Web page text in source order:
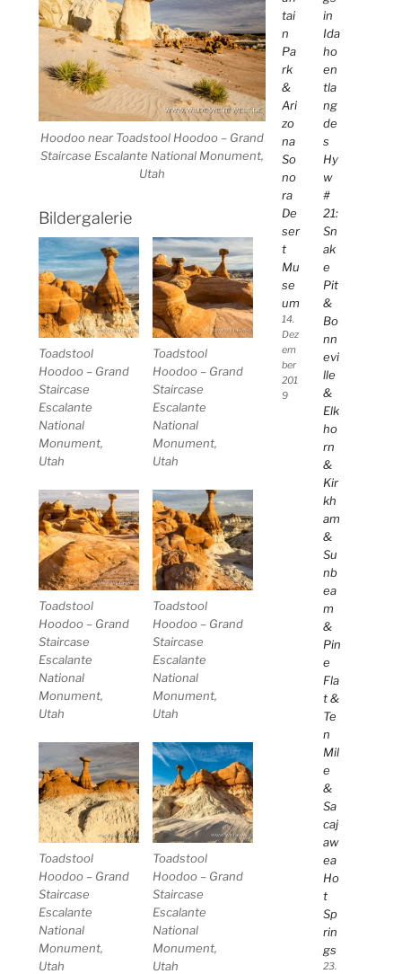
Hoodoo near Toadstool Hoodoo – Grand
Staircase Escalante National Monument,
Utah
Bildergalerie
Toadstool
Hoodoo – Grand
Staircase
Escalante
National
Monument,
Utah
Toadstool
Hoodoo – Grand
Staircase
Escalante
National
Monument,
Utah
Toadstool
Hoodoo – Grand
Staircase
Escalante
National
Monument,
Utah
Toadstool
Hoodoo – Grand
Staircase
Escalante
National
Monument,
Utah
Toadstool
Hoodoo – Grand
Staircase
Escalante
National
Monument,
Utah
Toadstool
Hoodoo – Grand
Staircase
Escalante
National
Monument,
Utah
tai
n
Pa
rk
&
Ari
zo
na
So
no
ra
De
ser
t
Mu
se
um
14.
Dez
em
ber
201
9
in
Ida
ho
en
tla
ng
de
s
Hy
w
#
21:
Sn
ak
e
Pit
&
Bo
nn
evi
lle
&
Elk
ho
rn
&
Kir
kh
am
&
Su
nb
ea
m
&
Pin
e
Fla
t &
Te
n
Mil
e
&
Sa
caj
aw
ea
Ho
t
Sp
rin
gs
23.